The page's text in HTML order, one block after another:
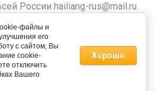
России hailiang-rus@mail.ru
rus@mail.ru
rus.ru
файлы и
его
с сайтом, Вы
cookie-
отключить
Вашего
Хорошо